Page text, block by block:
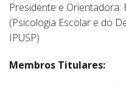
Presidente e Orientadora:
(Psicologia Escolar e do
IPUSP)
Membros Titulares: